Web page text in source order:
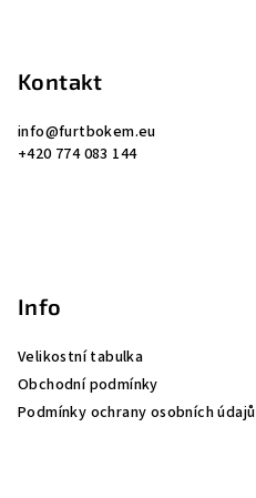
Kontakt
info@furtbokem.eu
+420 774 083 144
Info
Velikostní tabulka
Obchodní podmínky
Podmínky ochrany osobních údajů